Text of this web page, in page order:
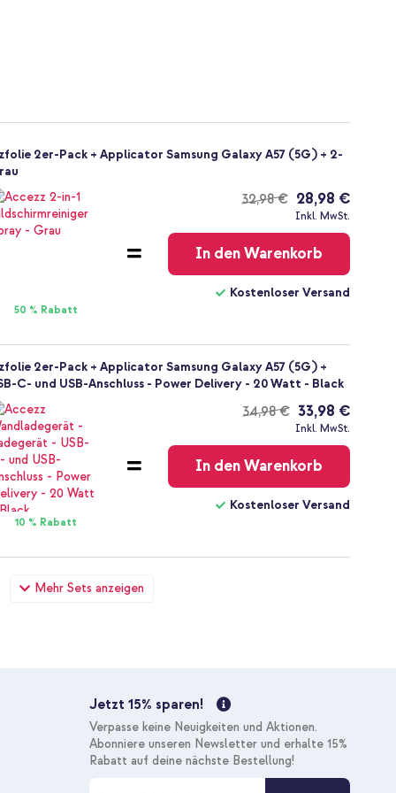
Mehr Sets anzeigen
2er-Pack + Applicator Samsung Galaxy A57 (5G) + 2-
50 % Rabatt
32,98 €
Kostenloser
28,98 €
Inkl. MwSt.
In den Warenkorb
Kostenloser Versand
2er-Pack + Applicator Samsung Galaxy A57 (5G) +
C- und USB-Anschluss - Power Delivery - 20 Watt - Black
10 % Rabatt
34,98 €
Kostenloser
33,98 €
Inkl. MwSt.
In den Warenkorb
Kostenloser Versand
2er-Pack + Applicator Samsung Galaxy A57 (5G) +
Fabrikverpackung - 1.8 meter - 25 Watt - Schwarz
Jetzt 15% sparen!
Verpasse keine Neuigkeiten und Aktionen.
Abonniere unseren Newsletter und erhalte 15%
Rabatt auf deine nächste Bestellung!